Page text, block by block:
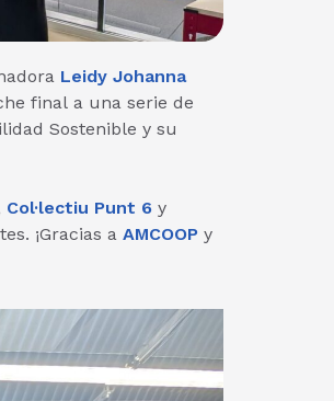
Leidy Johanna
final a una serie de
Sostenible y su
Col·lectiu Punt 6y
¡Gracias a AMCOOPy